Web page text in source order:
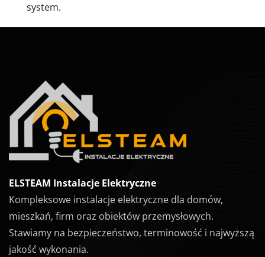
system.
ELSTEAM Instalacje Elektryczne
Kompleksowe instalacje elektryczne dla domów,
mieszkań, firm oraz obiektów przemysłowych.
Stawiamy na bezpieczeństwo, terminowość i najwyższą
jakość wykonania.